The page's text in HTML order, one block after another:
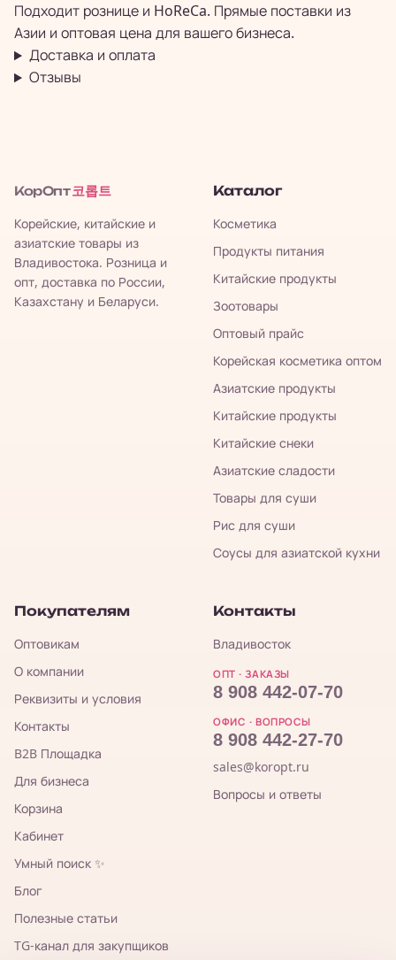
Подходит рознице и HoReCa. Прямые поставки из
Азии и оптовая цена для вашего бизнеса.
Доставка и оплата
Отзывы
КорОпт 코롭트
Корейские, китайские и
азиатские товары из
Владивостока. Розница и
опт, доставка по России,
Казахстану и Беларуси.
Каталог
Косметика
Продукты питания
Китайские продукты
Зоотовары
Оптовый прайс
Корейская косметика оптом
Азиатские продукты
Китайские продукты
Китайские снеки
Азиатские сладости
Товары для суши
Рис для суши
Соусы для азиатской кухни
Покупателям
Оптовикам
О компании
Реквизиты и условия
Контакты
B2B Площадка
Для бизнеса
Корзина
Кабинет
Умный поиск ✨
Блог
Полезные статьи
TG-канал для закупщиков
Контакты
Владивосток
ОПТ · ЗАКАЗЫ
8 908 442-07-70
ОФИС · ВОПРОСЫ
8 908 442-27-70
sales@koropt.ru
Вопросы и ответы